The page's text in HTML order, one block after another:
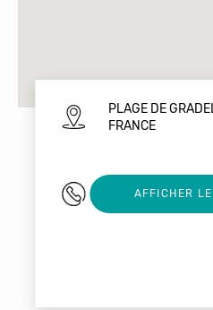
PLAGE DE
FRANCE
04 95 27 30 38
AFFICHER LE